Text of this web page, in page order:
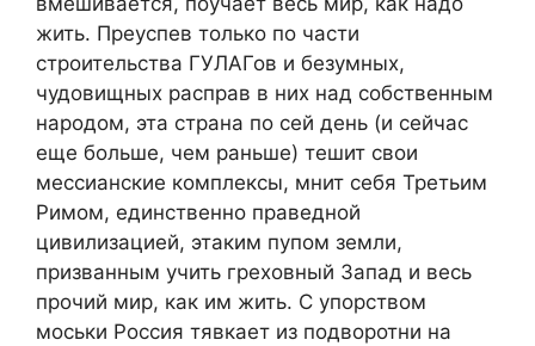
жить. Преуспев только по части
строительства ГУЛАГов и безумных,
чудовищных расправ в них над собственным
народом, эта страна по сей день (и сейчас
еще больше, чем раньше) тешит свои
мессианские комплексы, мнит себя Третьим
Римом, единственно праведной
цивилизацией, этаким пупом земли,
призванным учить греховный Запад и весь
прочий мир, как им жить. С упорством
моськи Россия тявкает из подворотни на